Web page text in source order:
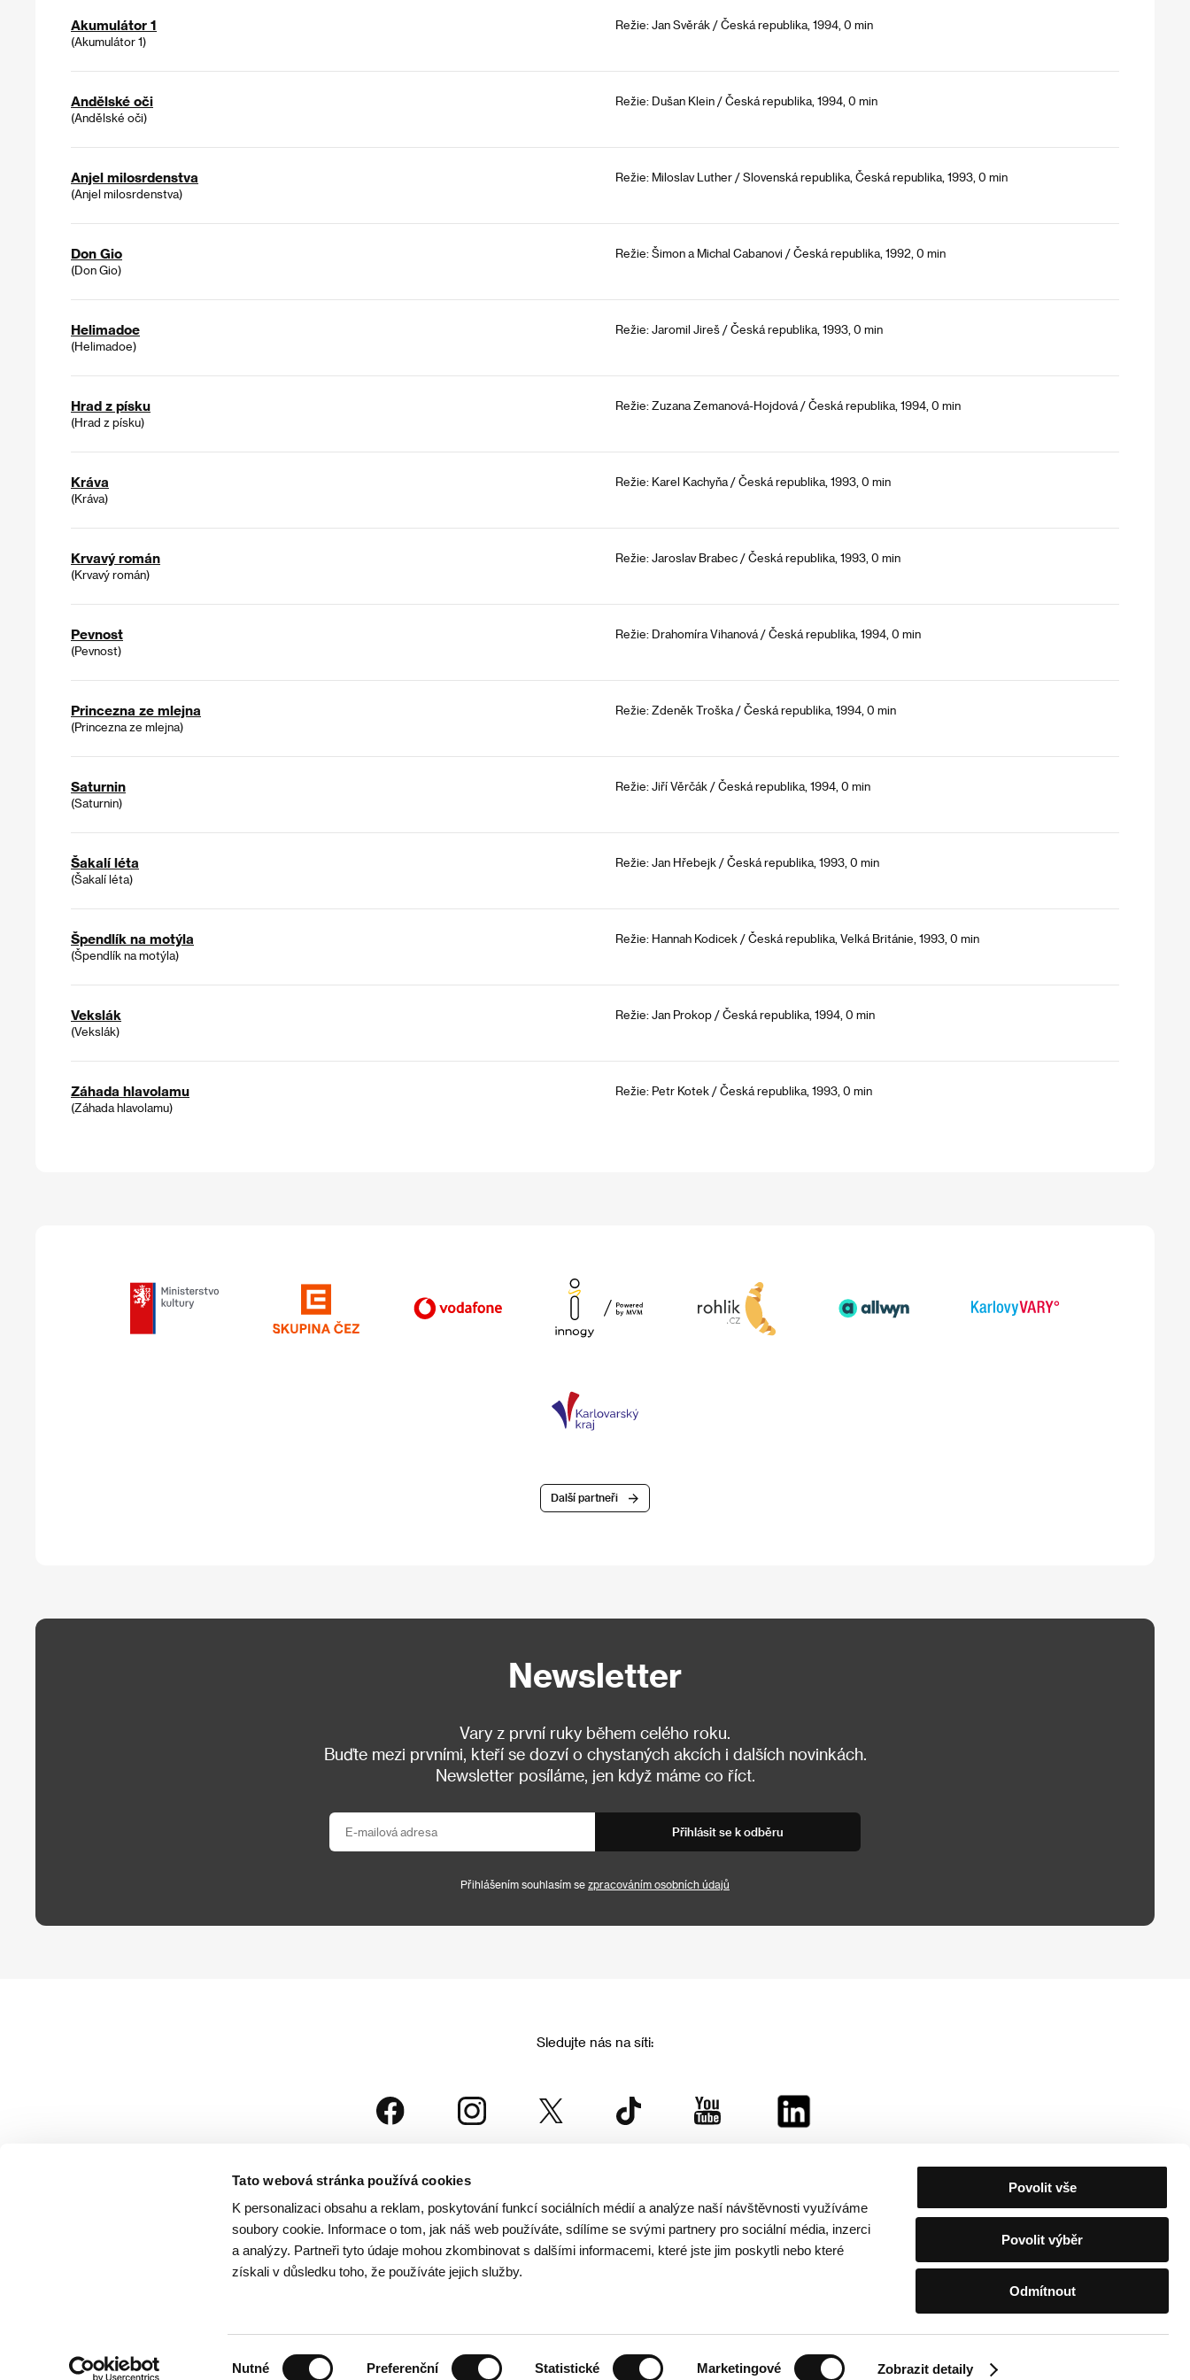
Tato webová stránka používá cookies
K personalizaci obsahu a reklam, poskytování funkcí sociálních médií a analýze naší návštěvnosti využíváme
soubory cookie. Informace o tom, jak náš web používáte, sdílíme se svými partnery pro sociální média, inzerci
a analýzy. Partneři tyto údaje mohou zkombinovat s dalšími informacemi, které jste jim poskytli nebo které
získali v důsledku toho, že používáte jejich služby.
Nutné Preferenční Statistické Marketingové Zobrazit detaily
Povolit vše
Povolit výběr
Odmítnout
Akumulátor 1
(Akumulátor 1)
Režie: Jan Svěrák / Česká republika, 1994, 0 min
Andělské oči
(Andělské oči)
Režie: Dušan Klein / Česká republika, 1994, 0 min
Anjel milosrdenstva
(Anjel milosrdenstva)
Režie: Miloslav Luther / Slovenská republika, Česká republika, 1993, 0 min
Don Gio
(Don Gio)
Režie: Šimon a Michal Cabanovi / Česká republika, 1992, 0 min
Helimadoe
(Helimadoe)
Režie: Jaromil Jireš / Česká republika, 1993, 0 min
Hrad z písku
(Hrad z písku)
Režie: Zuzana Zemanová-Hojdová / Česká republika, 1994, 0 min
Kráva
(Kráva)
Režie: Karel Kachyňa / Česká republika, 1993, 0 min
Krvavý román
(Krvavý román)
Režie: Jaroslav Brabec / Česká republika, 1993, 0 min
Pevnost
(Pevnost)
Režie: Drahomíra Vihanová / Česká republika, 1994, 0 min
Princezna ze mlejna
(Princezna ze mlejna)
Režie: Zdeněk Troška / Česká republika, 1994, 0 min
Saturnin
(Saturnin)
Režie: Jiří Věrčák / Česká republika, 1994, 0 min
Šakalí léta
(Šakalí léta)
Režie: Jan Hřebejk / Česká republika, 1993, 0 min
Špendlík na motýla
(Špendlík na motýla)
Režie: Hannah Kodicek / Česká republika, Velká Británie, 1993, 0 min
Vekslák
(Vekslák)
Režie: Jan Prokop / Česká republika, 1994, 0 min
Záhada hlavolamu
(Záhada hlavolamu)
Režie: Petr Kotek / Česká republika, 1993, 0 min
Další partneři
Newsletter
Vary z první ruky během celého roku.
Buďte mezi prvními, kteří se dozví o chystaných akcích i dalších novinkách.
Newsletter posíláme, jen když máme co říct.
Přihlásit se k odběru
Přihlášením souhlasím se zpracováním osobních údajů
Sledujte nás na síti:
je součástí rodiny KVIFF Group, která zastřešuje i další projekty: